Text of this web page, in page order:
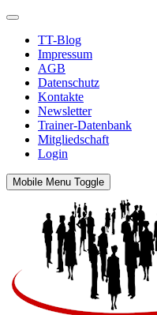
TT-Blog
Impressum
AGB
Datenschutz
Kontakte
Newsletter
Trainer-Datenbank
Mitgliedschaft
Login
Mobile Menu Toggle